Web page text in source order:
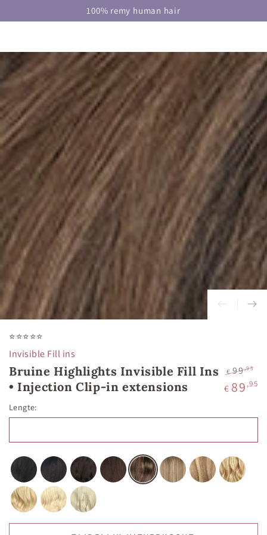
100% remy human hair
GA NAAR
PRODUCTINFORMATIE
⭐⭐⭐⭐⭐
Invisible Fill ins
Bruine Highlights Invisible Fill Ins
• Injection Clip-in extensions
Normale
€ 99,95
€ 89 ,95
Lengte: